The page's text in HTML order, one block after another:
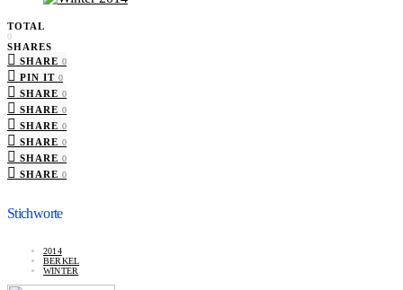
TOTAL
0
SHARES
SHARE 0
PIN IT 0
SHARE 0
SHARE 0
SHARE 0
SHARE 0
SHARE 0
SHARE 0
Stichworte
2014
BERKEL
WINTER